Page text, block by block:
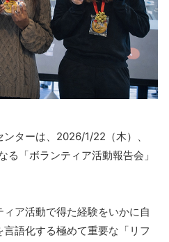
ターは、2026/1/22（木）、
「ボランティア活動報告会」
ア活動で得た経験をいかに自
語化する極めて重要な「リフ